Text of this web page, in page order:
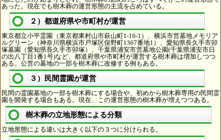
あった。現在でも樹木葬の運営形態の主流を占めている。
２）都道府県や市町村が運営
東京都立小平霊園（東京都東村山市萩山町1-16-1）、横浜市営墓地メモリア
ルグリーン（神奈川県横浜市戸塚区俣野町1367番地1）、愛知県長久手市卯
塚墓園（愛知県長久手市卯塚）、千葉県浦安市営墓地公園(千葉県浦安市日
の出八丁目1番1号)など、都道府県や市町村が運営する樹木葬は増加しつつ
ある。公営の墓地の一部を樹木葬に改修する例もある。
３）民間霊園が運営
民間の霊園墓地の一部を樹木葬にする場合や、初めから樹木葬専用の民間霊
園を開発する場合もある。現在、この運営形態の樹木葬が増えつつある。
樹木葬の立地形態による分類
立地形態による違いは大きく以下の３つに分けられる。